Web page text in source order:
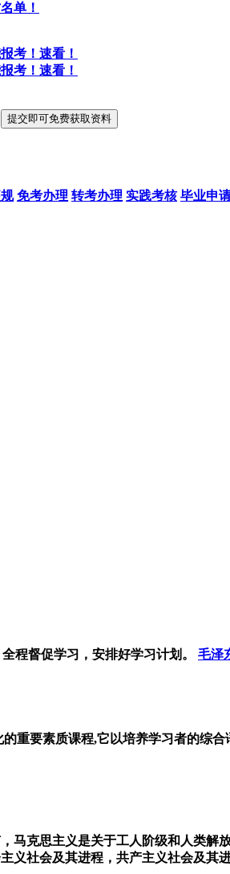
单！
考！速看！
考！速看！
免考办理 转考办理 实践考核 毕业申
程督促学习，安排好学习计划。 毛泽
重要素质课程,它以培养学习者的综
马克思主义是关于工人阶级和人类解
义社会及其进程，共产主义社会及其进